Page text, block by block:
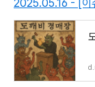
2025.05.16 - [이